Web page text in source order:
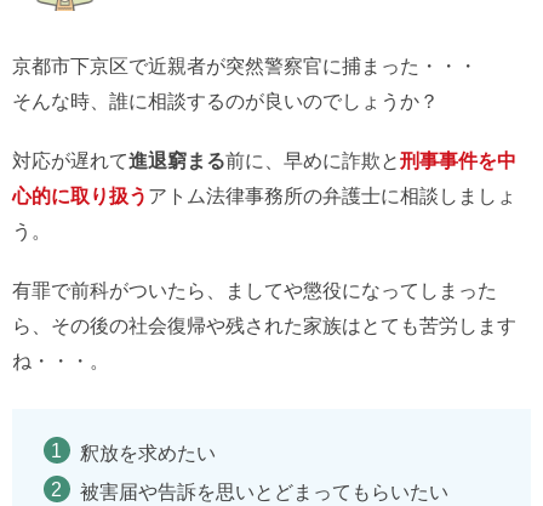
京都市下京区で近親者が突然警察官に捕まった・・・
そんな時、誰に相談するのが良いのでしょうか？
対応が遅れて進退窮まる前に、早めに詐欺と刑事事件を中
心的に取り扱う アトム法律事務所の弁護士に相談しましょ
う。
有罪で前科がついたら、ましてや懲役になってしまった
ら、その後の社会復帰や残された家族はとても苦労します
ね・・・。
釈放を求めたい
被害届や告訴を思いとどまってもらいたい